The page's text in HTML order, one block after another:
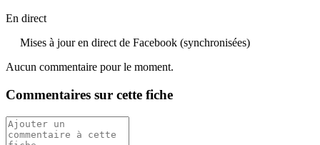
En direct
Mises à jour en direct de Facebook (synchronisées)
Aucun commentaire pour le moment.
Commentaires sur cette fiche